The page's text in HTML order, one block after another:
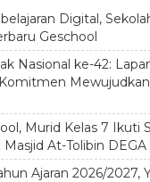
Digital,
Geschool
Nasional ke-42:
Murid Kelas 7 Ikuti
At-Tolibin DEGA
Ajaran 2026/2027,